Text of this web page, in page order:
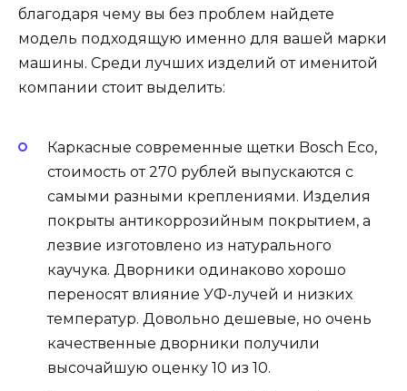
благодаря чему вы без проблем найдете
модель подходящую именно для вашей марки
машины. Среди лучших изделий от именитой
компании стоит выделить:
Каркасные современные щетки Bosch Eco,
стоимость от 270 рублей выпускаются с
самыми разными креплениями. Изделия
покрыты антикоррозийным покрытием, а
лезвие изготовлено из натурального
каучука. Дворники одинаково хорошо
переносят влияние УФ-лучей и низких
температур. Довольно дешевые, но очень
качественные дворники получили
высочайшую оценку 10 из 10.